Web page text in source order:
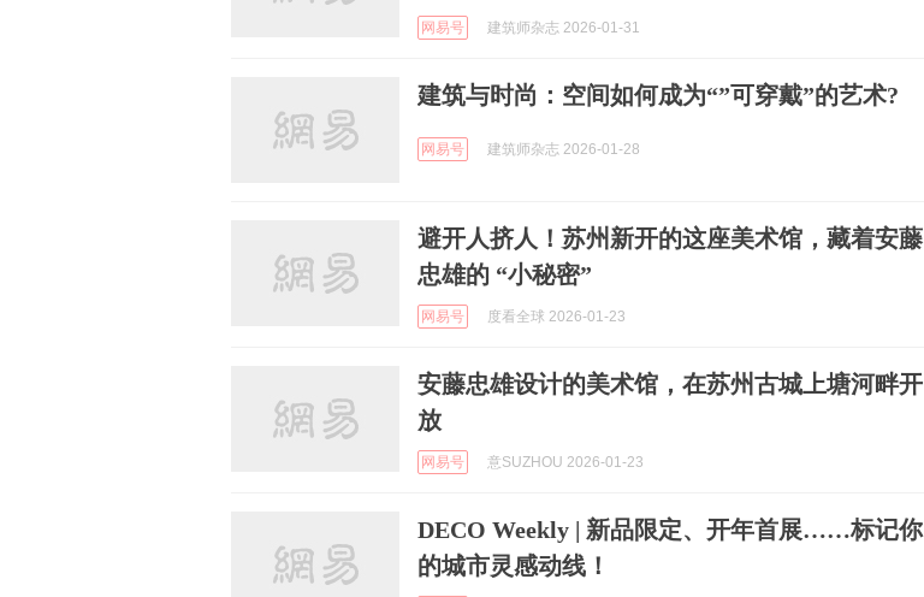
网易号 建筑师杂志 2026-01-31
建筑与时尚：空间如何成为“”可穿戴”的艺术?
网易号 建筑师杂志 2026-01-28
避开人挤人！苏州新开的这座美术馆，藏着安藤
忠雄的 “小秘密”
网易号 度看全球 2026-01-23
安藤忠雄设计的美术馆，在苏州古城上塘河畔开
放
网易号 意SUZHOU 2026-01-23
DECO Weekly | 新品限定、开年首展……标记你
的城市灵感动线！